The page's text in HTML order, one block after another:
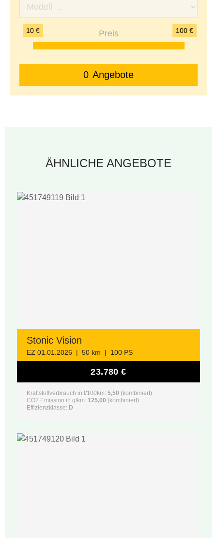
10 € 100 €
0 Angebote
ÄHNLICHE ANGEBOTE
Stonic Vision
EZ 01.01.2026 | 50 km | 100 PS
23.780 €
Kraftstoffverbrauch in l/100km: 5,50 (kombiniert)
CO2 Emission in g/km: 125,00 (kombiniert)
Effizienzklasse: D